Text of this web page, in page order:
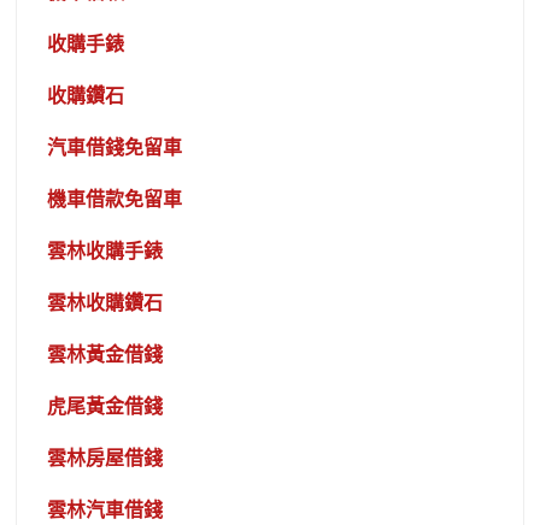
收購手錶
收購鑽石
汽車借錢免留車
機車借款免留車
雲林收購手錶
雲林收購鑽石
雲林黃金借錢
虎尾黃金借錢
雲林房屋借錢
雲林汽車借錢